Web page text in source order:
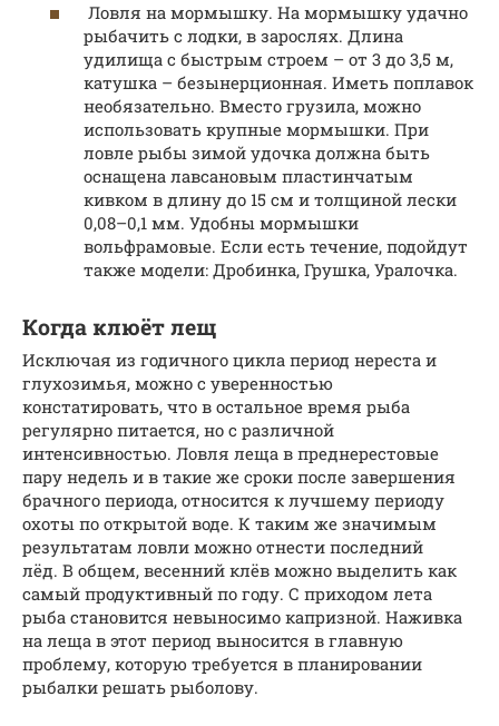
Ловля на мормышку. На мормышку удачно
рыбачить с лодки, в зарослях. Длина
удилища с быстрым строем – от 3 до 3,5 м,
катушка – безынерционная. Иметь поплавок
необязательно. Вместо грузила, можно
использовать крупные мормышки. При
ловле рыбы зимой удочка должна быть
оснащена лавсановым пластинчатым
кивком в длину до 15 см и толщиной лески
0,08–0,1 мм. Удобны мормышки
вольфрамовые. Если есть течение, подойдут
также модели: Дробинка, Грушка, Уралочка.
Когда клюёт лещ
Исключая из годичного цикла период нереста и
глухозимья, можно с уверенностью
констатировать, что в остальное время рыба
регулярно питается, но с различной
интенсивностью. Ловля леща в преднерестовые
пару недель и в такие же сроки после завершения
брачного периода, относится к лучшему периоду
охоты по открытой воде. К таким же значимым
результатам ловли можно отнести последний
лёд. В общем, весенний клёв можно выделить как
самый продуктивный по году. С приходом лета
рыба становится невыносимо капризной. Наживка
на леща в этот период выносится в главную
проблему, которую требуется в планировании
рыбалки решать рыболову.